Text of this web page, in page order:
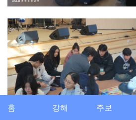
홈 강해 주보